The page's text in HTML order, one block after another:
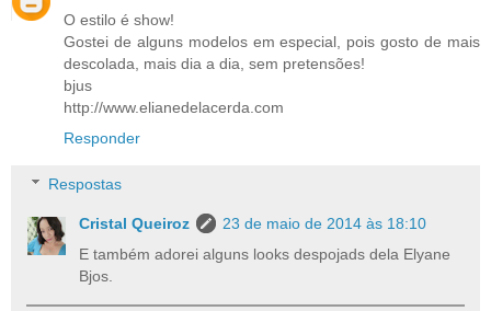
O estilo é show!
Gostei de alguns modelos em especial, pois gosto de mais
descolada, mais dia a dia, sem pretensões!
bjus
http://www.elianedelacerda.com
Responder
Respostas
Cristal Queiroz
23 de maio de 2014 às 18:10
E também adorei alguns looks despojads dela Elyane
Bjos.